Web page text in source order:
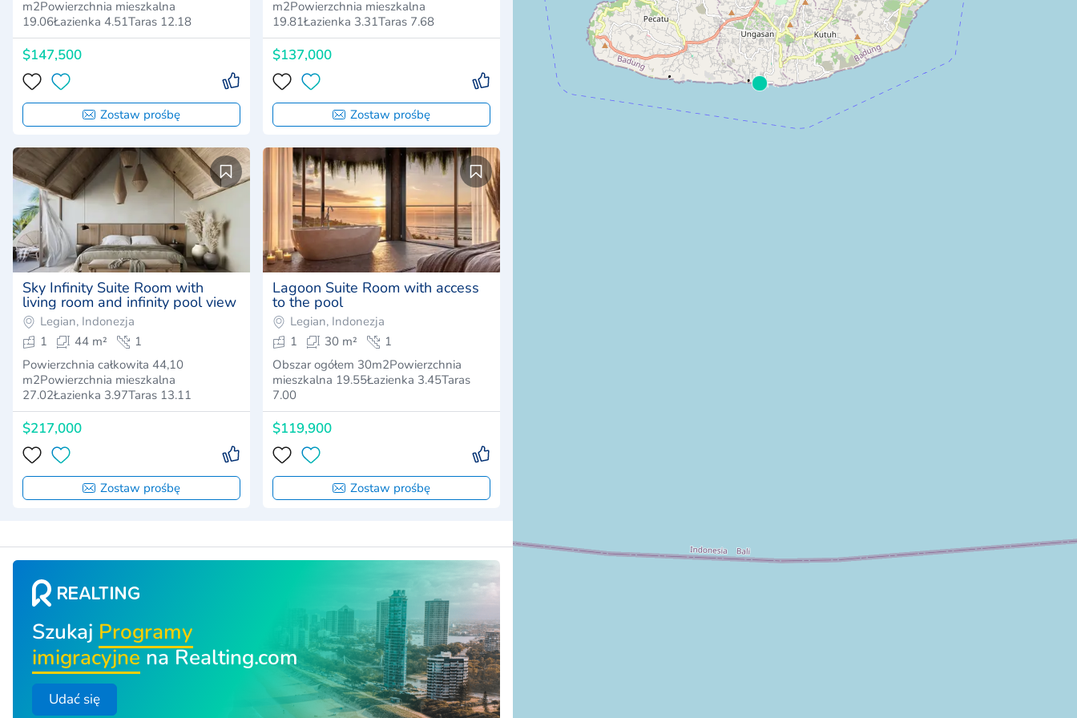
m2Powierzchnia mieszkalna
19.06Łazienka 4.51Taras 12.18
$147,500
Zostaw prośbę
m2Powierzchnia mieszkalna
19.81Łazienka 3.31Taras 7.68
$137,000
Zostaw prośbę
Sky Infinity Suite Room with
living room and infinity pool view
Legian, Indonezja
1
44 m²
1
Powierzchnia całkowita 44,10
m2Powierzchnia mieszkalna
27.02Łazienka 3.97Taras 13.11
$217,000
Zostaw prośbę
Lagoon Suite Room with access
to the pool
Legian, Indonezja
1
30 m²
1
Obszar ogółem 30m2Powierzchnia
mieszkalna 19.55Łazienka 3.45Taras
7.00
$119,900
Zostaw prośbę
Szukaj Programy
imigracyjnena Realting.com
Udać się